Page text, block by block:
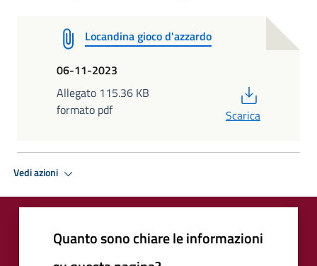
Locandina gioco d'azzardo
06-11-2023
Allegato 115.36 KB
formato pdf
Scarica
Vedi azioni
Quanto sono chiare le informazioni